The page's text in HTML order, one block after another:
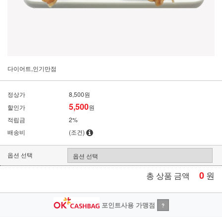
다이어트,인기만점
정상가
8,500원
할인가
5,500원
적립금
2%
배송비
(조건)
옵션 선택
총 상품 금액 0 원
포인트사용 가맹점 ?